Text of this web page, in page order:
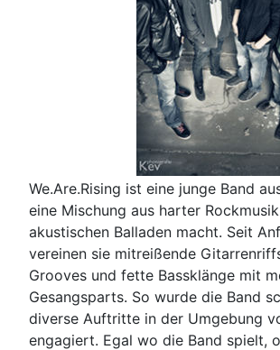
We.Are.Rising ist eine junge Band
eine Mischung aus harter
akustischen Balladen macht. Seit
vereinen sie mitreißende
Grooves und fette Bassklänge mit
Gesangsparts. So wurde die Band
diverse Auftritte in der Umgebung
engagiert. Egal wo die Band spielt,